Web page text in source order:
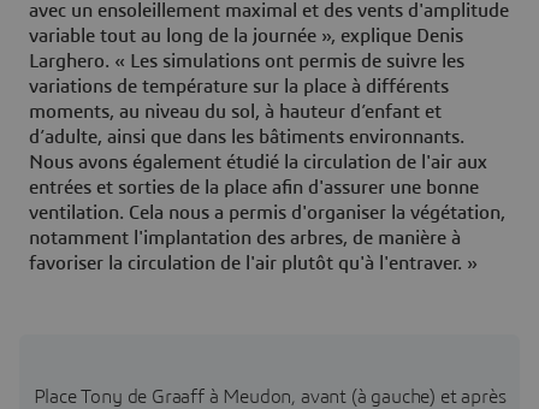
avec un ensoleillement maximal et des vents d'amplitude
variable tout au long de la journée », explique Denis
Larghero. « Les simulations ont permis de suivre les
variations de température sur la place à différents
moments, au niveau du sol, à hauteur d’enfant et
d’adulte, ainsi que dans les bâtiments environnants.
Nous avons également étudié la circulation de l'air aux
entrées et sorties de la place afin d'assurer une bonne
ventilation. Cela nous a permis d'organiser la végétation,
notamment l'implantation des arbres, de manière à
favoriser la circulation de l'air plutôt qu'à l'entraver. »
Place Tony de Graaff à Meudon, avant (à gauche) et après